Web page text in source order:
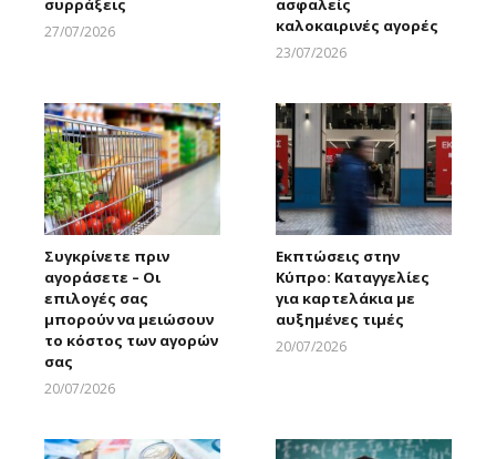
συρράξεις
27/07/2026
ασφαλείς
καλοκαιρινές αγορές
23/07/2026
Συγκρίνετε πριν
αγοράσετε – Οι
επιλογές σας
μπορούν να μειώσουν
το κόστος των αγορών
σας
20/07/2026
Εκπτώσεις στην
Κύπρο: Καταγγελίες
για καρτελάκια με
αυξημένες τιμές
20/07/2026